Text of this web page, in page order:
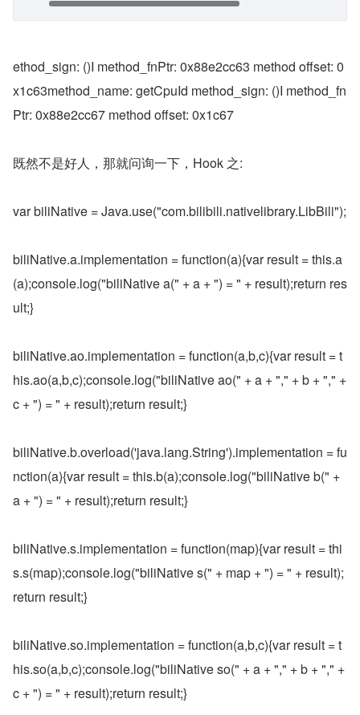
ethod_sign: ()I method_fnPtr: 0x88e2cc63 method offset: 0
x1c63method_name: getCpuId method_sign: ()I method_fn
Ptr: 0x88e2cc67 method offset: 0x1c67
既然不是好人，那就问询一下，Hook 之:
var biliNative = Java.use("com.bilibili.nativelibrary.LibBili");
biliNative.a.implementation = function(a){var result = this.a
(a);console.log("biliNative a(" + a + ") = " + result);return res
ult;}
biliNative.ao.implementation = function(a,b,c){var result = t
his.ao(a,b,c);console.log("biliNative ao(" + a + "," + b + "," +
c + ") = " + result);return result;}
biliNative.b.overload('java.lang.String').implementation = fu
nction(a){var result = this.b(a);console.log("biliNative b(" +
a + ") = " + result);return result;}
biliNative.s.implementation = function(map){var result = thi
s.s(map);console.log("biliNative s(" + map + ") = " + result);
return result;}
biliNative.so.implementation = function(a,b,c){var result = t
his.so(a,b,c);console.log("biliNative so(" + a + "," + b + "," +
c + ") = " + result);return result;}